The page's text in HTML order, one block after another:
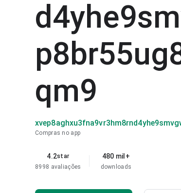
qm9
Compras no app
4.2star
8998 avaliações
480 mil+
downloads